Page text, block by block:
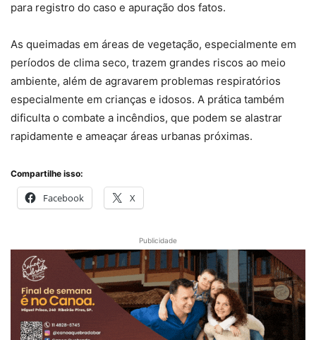
para registro do caso e apuração dos fatos.
As queimadas em áreas de vegetação, especialmente em
períodos de clima seco, trazem grandes riscos ao meio
ambiente, além de agravarem problemas respiratórios
especialmente em crianças e idosos. A prática também
dificulta o combate a incêndios, que podem se alastrar
rapidamente e ameaçar áreas urbanas próximas.
Compartilhe isso:
Facebook X
Publicidade